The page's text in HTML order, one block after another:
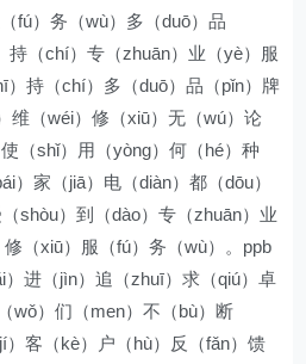
fú）务（wù）多（duō）品
持（chí）专（zhuān）业（yè）服
）持（chí）多（duō）品（pǐn）牌
维（wéi）修（xiū）无（wú）论
（shǐ）用（yòng）何（hé）种
）家（jiā）电（diàn）都（dōu）
shòu）到（dào）专（zhuān）业
修（xiū）服（fú）务（wù）。ppb
进（jìn）追（zhuī）求（qiú）卓
wǒ）们（men）不（bù）断
）客（kè）户（hù）反（fǎn）馈